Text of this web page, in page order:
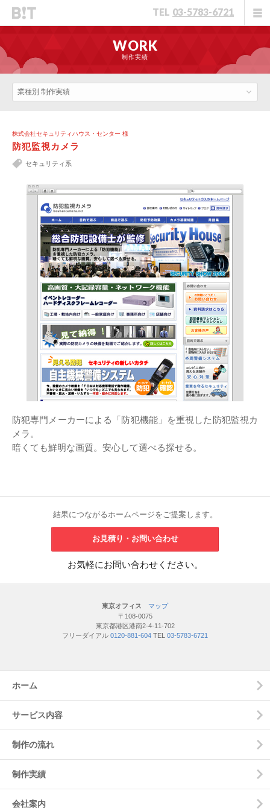
TEL 03-5783-6721
WORK
制作実績
業種別 制作実績
防犯監視カメラ
株式会社セキュリティハウス・センター 様
セキュリティ系
防犯専門メーカーによる「防犯機能」を重視した防犯監視カ
メラ。
暗くても鮮明な画質。安心して選べる探せる。
結果につながるホームページをご提案します。
お見積り・お問い合わせ
お気軽にお問い合わせください。
東京オフィス
マップ
〒108-0075
東京都港区港南2-4-11-702
フリーダイアル 0120-881-604 TEL 03-5783-6721
ホーム
サービス内容
制作の流れ
制作実績
会社案内